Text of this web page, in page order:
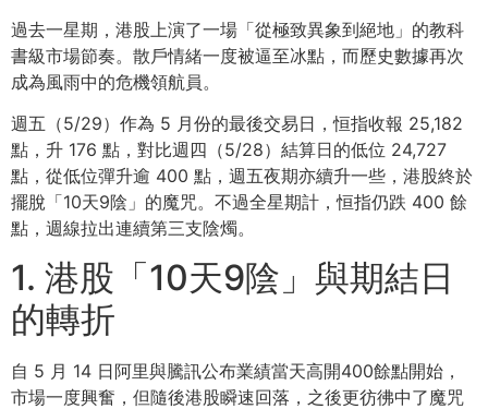
過去一星期，港股上演了一場「從極致異象到絕地」的教科
書級市場節奏。散戶情緒一度被逼至冰點，而歷史數據再次
成為風雨中的危機領航員。
週五（5/29）作為 5 月份的最後交易日，恒指收報 25,182
點，升 176 點，對比週四（5/28）結算日的低位 24,727
點，從低位彈升逾 400 點，週五夜期亦續升一些，港股終於
擺脫「10天9陰」的魔咒。不過全星期計，恒指仍跌 400 餘
點，週線拉出連續第三支陰燭。
1. 港股「10天9陰」與期結日
的轉折
自 5 月 14 日阿里與騰訊公布業績當天高開400餘點開始，
市場一度興奮，但隨後港股瞬速回落，之後更彷彿中了魔咒